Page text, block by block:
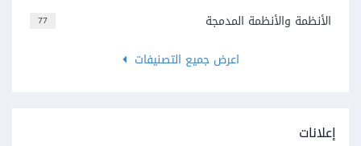
77
الأنظمة والأنظمة المدمجة
اعرض جميع التصنيفات
إعلانات